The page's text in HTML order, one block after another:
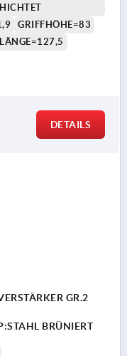
GRIFFHÖHE=83
DETAILS
GR.2
BRÜNIERT